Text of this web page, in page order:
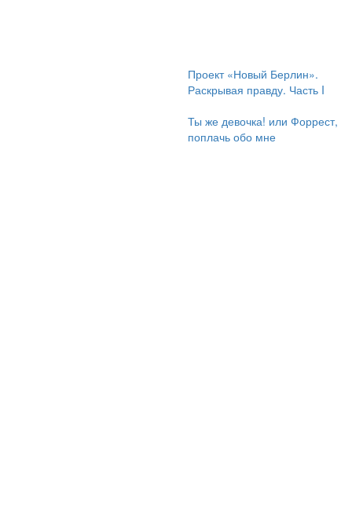
Проект «Новый Берлин».
Раскрывая правду. Часть I
Ты же девочка! или Форрест,
поплачь обо мне